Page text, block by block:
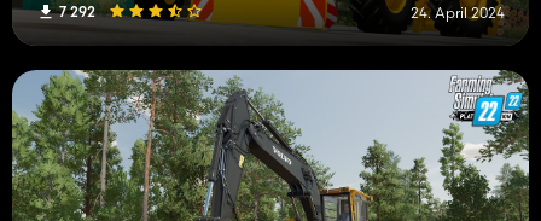
7 292 24. April 2024